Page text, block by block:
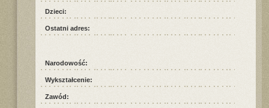
Dzieci:
Ostatni adres:
Narodowość:
Wykształcenie:
Zawód: